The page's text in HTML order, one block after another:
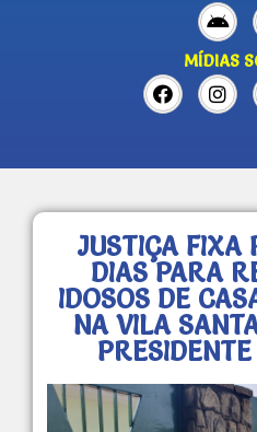
MÍDIAS
JUSTIÇA FIXA
DIAS PARA
IDOSOS DE
NA VILA